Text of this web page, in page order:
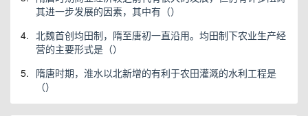
其进一步发展的因素，其中有（）
4. 北魏首创均田制，隋至唐初一直沿用。均田制下农业生产经
营的主要形式是（）
5. 隋唐时期，淮水以北新增的有利于农田灌溉的水利工程是
（）